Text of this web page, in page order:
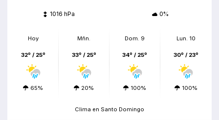
1016 hPa 0%
Hoy
32º / 25º
65%
Mñn.
33º / 25º
20%
Dom. 9
34º / 25º
100%
Lun. 10
30º / 23º
100%
Clima en Santo Domingo